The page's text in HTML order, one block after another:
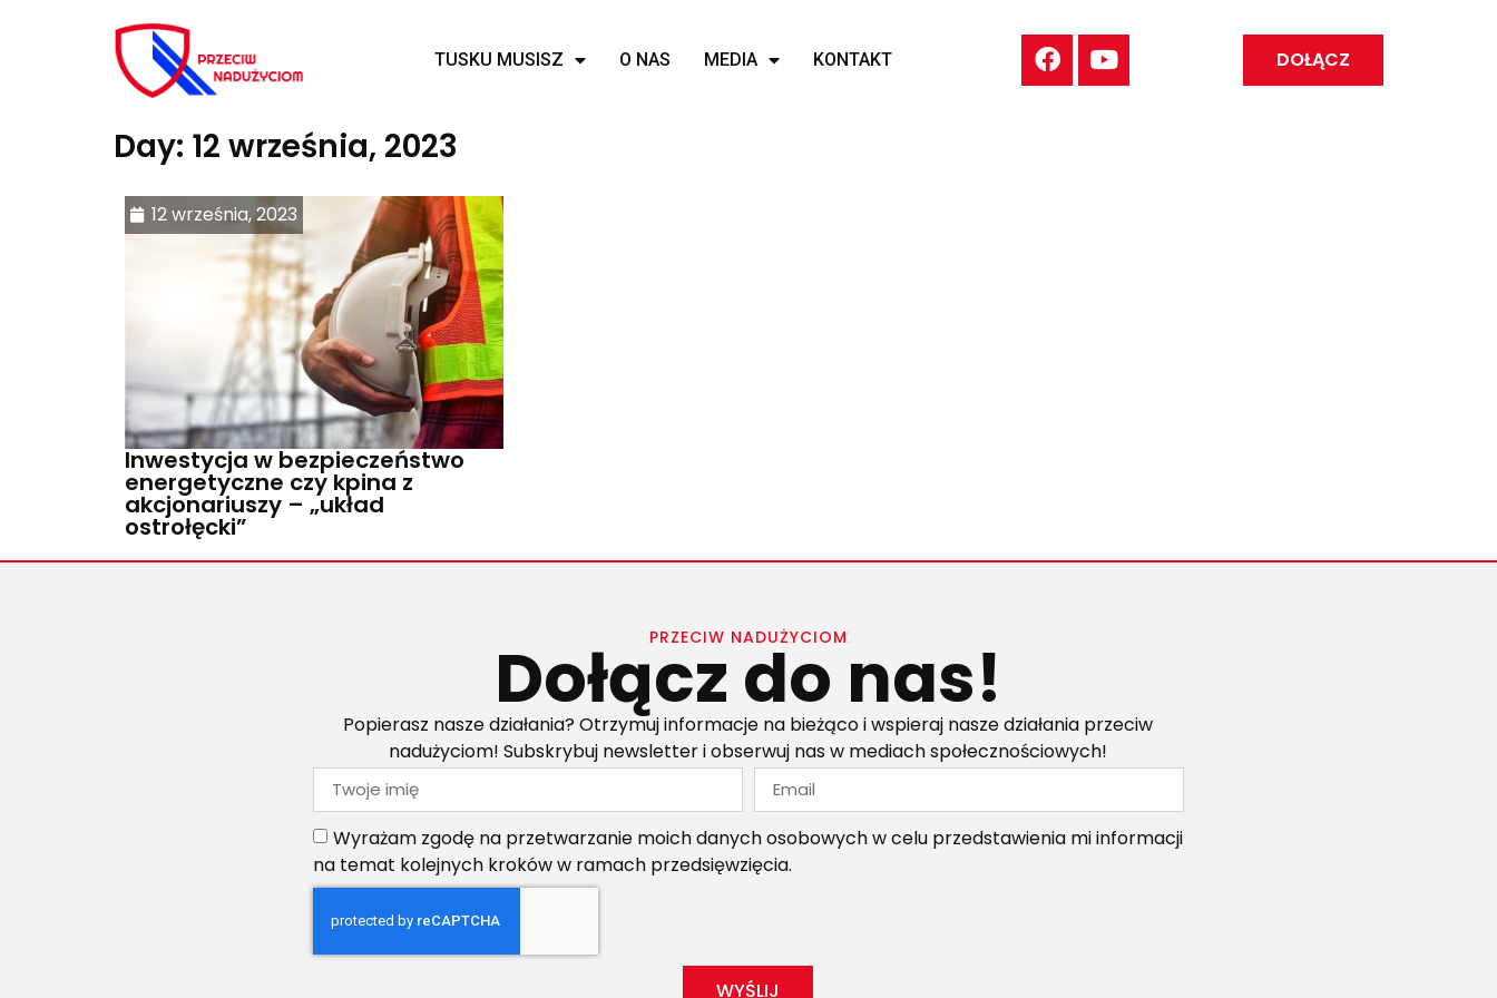
TUSKU MUSISZ O NAS MEDIA KONTAKT DOŁĄCZ
Day: 12 września, 2023
12 września, 2023
Inwestycja w bezpieczeństwo
energetyczne czy kpina z
akcjonariuszy – „układ
ostrołęcki”
PRZECIW NADUŻYCIOM
Dołącz do nas!
Popierasz nasze działania? Otrzymuj informacje na bieżąco i wspieraj nasze działania przeciw
nadużyciom! Subskrybuj newsletter i obserwuj nas w mediach społecznościowych!
Wyrażam zgodę na przetwarzanie moich danych osobowych w celu przedstawienia mi informacji
na temat kolejnych kroków w ramach przedsięwzięcia.
WYŚLIJ